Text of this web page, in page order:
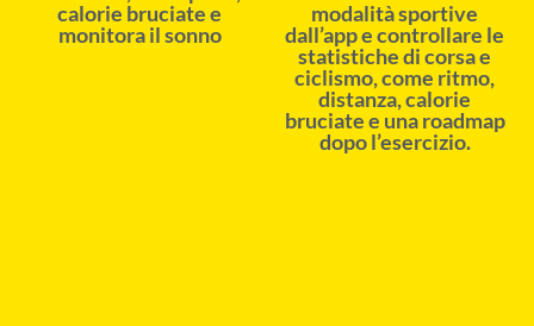
calorie bruciate e
monitora il sonno
modalità sportive
dall’app e controllare le
statistiche di corsa e
ciclismo, come ritmo,
distanza, calorie
bruciate e una roadmap
dopo l’esercizio.